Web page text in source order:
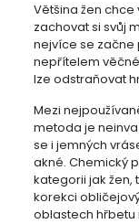
Většina žen
zachovat si svůj
nejvíce se začne
nepřítelem
lze odstraňovat
Mezi
metoda je
se i jemných
akné. Chemický
kategorii jak žen,
korekci
oblastech hřbetu